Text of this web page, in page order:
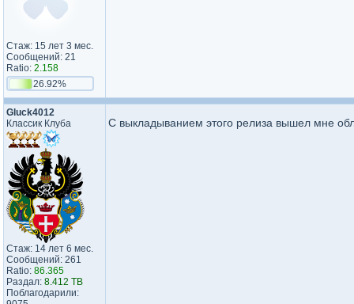
Стаж: 15 лет 3 мес.
Сообщений: 21
Ratio: 2.158
26.92%
Gluck4012
Классик Клуба
Стаж: 14 лет 6 мес.
Сообщений: 261
Ratio: 86.365
Раздал: 8.412 TB
Поблагодарили:
С выкладыванием этого релиза вышел мне